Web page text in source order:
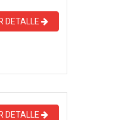
DETALLE
DETALLE